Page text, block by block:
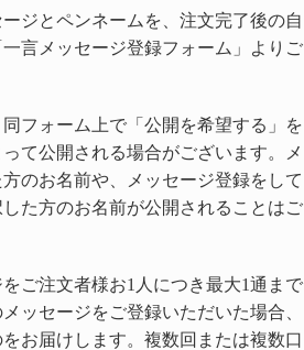
ジとペンネームを、注文完了後の自
言メッセージ登録フォーム」よりご
フォーム上で「公開を希望する」を
て公開される場合がございます。メ
のお名前や、メッセージ登録をして
した方のお名前が公開されることはご
ご注文者様お1人につき最大1通まで
ッセージをご登録いただいた場合、
お届けします。複数回または複数口